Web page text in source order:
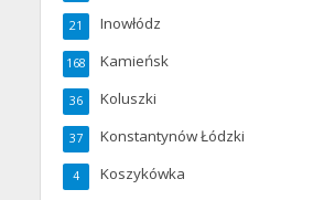
Inowłódz
21
Kamieńsk
168
Koluszki
36
Konstantynów Łódzki
37
Koszykówka
4